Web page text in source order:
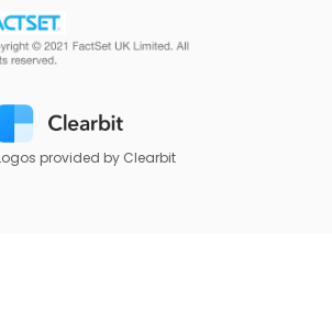
provided by Clearbit